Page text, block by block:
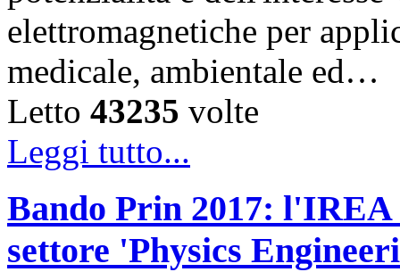
elettromagnetiche per
medicale, ambientale ed…
Letto 43235 volte
Leggi tutto...
Bando Prin 2017:
settore 'Physics